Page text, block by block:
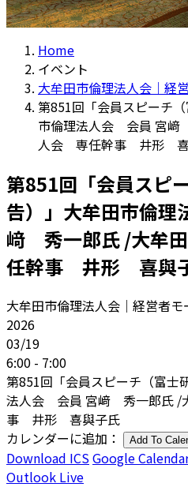
Home
イベント
大牟田市倫理法人会｜経
第851回「会員スピーチ
市倫理法人会 会員 宮﨑
人会 専任幹事 井形 喜
第851回「会員スピ
告）」大牟田市倫
﨑 秀一郎氏 /大牟
任幹事 井形 喜與
大牟田市倫理法人会｜経営者
2026
03/19
6:00 - 7:00
第851回「会員スピーチ（富士
法人会 会員 宮﨑 秀一郎氏 /
事 井形 喜與子氏
カレンダーに追加：
Add To
Download ICSGoogle
Outlook Live